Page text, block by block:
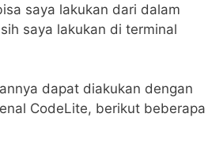
saya lakukan dari dalam
saya lakukan di terminal
dapat diakukan dengan
CodeLite, berikut beberapa